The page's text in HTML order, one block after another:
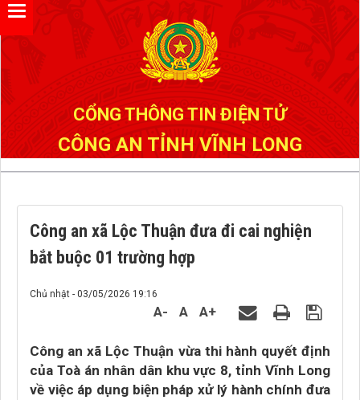
CỔNG THÔNG TIN ĐIỆN TỬ
CÔNG AN TỈNH VĨNH LONG
Công an xã Lộc Thuận đưa đi cai nghiện
bắt buộc 01 trường hợp
Chủ nhật - 03/05/2026 19:16
A- A A+
Công an xã Lộc Thuận vừa thi hành quyết định
của Toà án nhân dân khu vực 8, tỉnh Vĩnh Long
về việc áp dụng biện pháp xử lý hành chính đưa